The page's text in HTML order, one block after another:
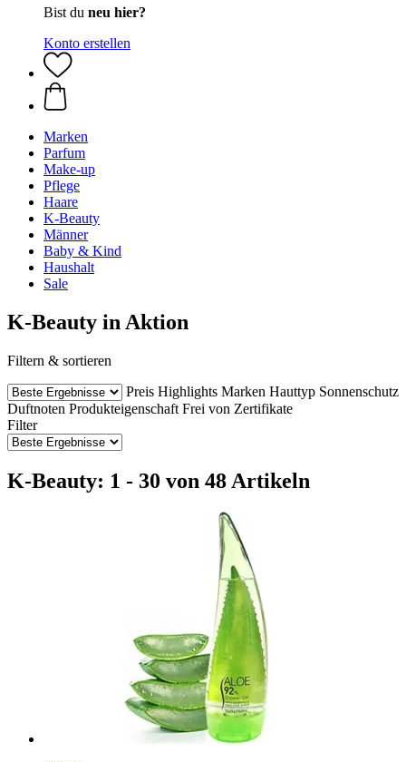
Bist du neu hier?
Konto erstellen
Marken
Parfum
Make-up
Pflege
Haare
K-Beauty
Männer
Baby & Kind
Haushalt
Sale
K-Beauty in Aktion
Filtern & sortieren
Preis Highlights Marken Hauttyp Sonnenschutz
Duftnoten Produkteigenschaft Frei von Zertifikate
Filter
K-Beauty: 1 - 30 von 48 Artikeln